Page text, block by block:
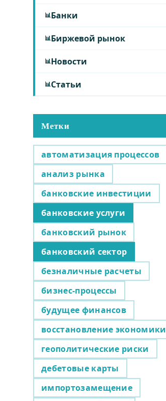
Банки
Биржевой рынок
Новости
Статьи
Метки
автоматизация процессов
анализ рынка
банковские инвестиции
банковские услуги
банковский рынок
банковский сектор
безналичные расчеты
бизнес-процессы
будущее финансов
восстановление экономики
геополитические риски
дебетовые карты
импортозамещение